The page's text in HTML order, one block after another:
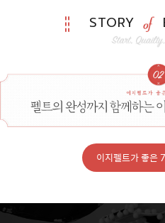
STORY
이지펠트가 좋은